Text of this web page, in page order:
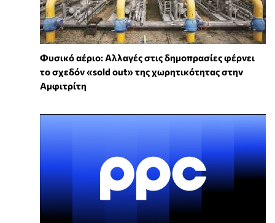
Φυσικό αέριο: Αλλαγές στις δημοπρασίες φέρνει
το σχεδόν «sold out» της χωρητικότητας στην
Αμφιτρίτη